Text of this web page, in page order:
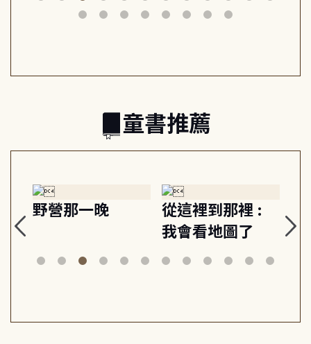
筆下的現代馬雅
節奏 22個行動練
童書推薦
野營那一晚
從這裡到那裡 :
我會看地圖了
美